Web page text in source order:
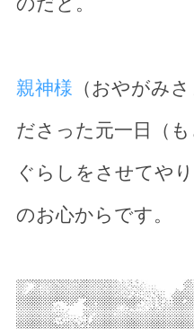
親神様 （おやがみ
ださった元一日（
ぐらしをさせてや
のお心からです。